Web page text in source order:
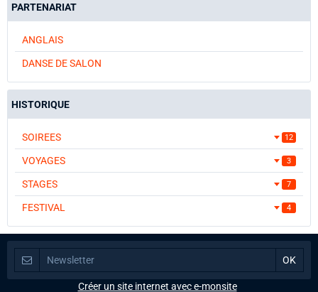
PARTENARIAT
ANGLAIS
DANSE DE SALON
HISTORIQUE
SOIREES 12
VOYAGES 3
STAGES 7
FESTIVAL 4
Créer un site internet avec e-monsite